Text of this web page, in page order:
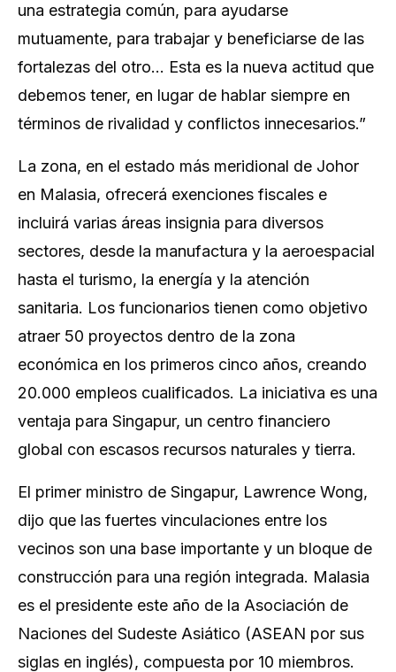
una estrategia común, para ayudarse
mutuamente, para trabajar y beneficiarse de las
fortalezas del otro… Esta es la nueva actitud que
debemos tener, en lugar de hablar siempre en
términos de rivalidad y conflictos innecesarios.”
La zona, en el estado más meridional de Johor
en Malasia, ofrecerá exenciones fiscales e
incluirá varias áreas insignia para diversos
sectores, desde la manufactura y la aeroespacial
hasta el turismo, la energía y la atención
sanitaria. Los funcionarios tienen como objetivo
atraer 50 proyectos dentro de la zona
económica en los primeros cinco años, creando
20.000 empleos cualificados. La iniciativa es una
ventaja para Singapur, un centro financiero
global con escasos recursos naturales y tierra.
El primer ministro de Singapur, Lawrence Wong,
dijo que las fuertes vinculaciones entre los
vecinos son una base importante y un bloque de
construcción para una región integrada. Malasia
es el presidente este año de la Asociación de
Naciones del Sudeste Asiático (ASEAN por sus
siglas en inglés), compuesta por 10 miembros.